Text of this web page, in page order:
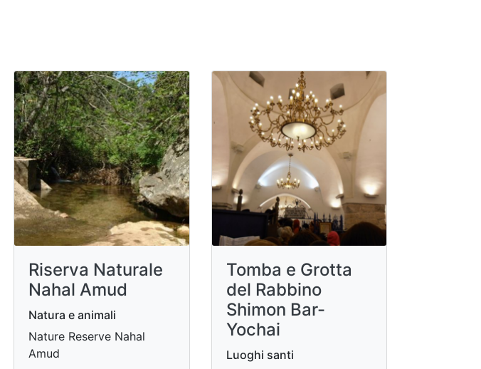
Riserva Naturale
Nahal Amud
Natura e animali
Nature Reserve Nahal
Amud
Tomba e Grotta
del Rabbino
Shimon Bar-
Yochai
Luoghi santi